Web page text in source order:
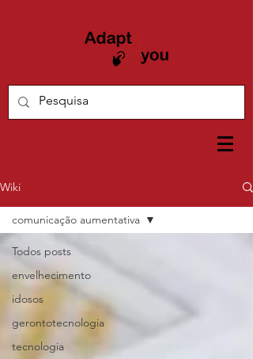
Wiki
Todos posts
envelhecimento
idosos
gerontotecnologia
tecnologia
comunicação aumentativa